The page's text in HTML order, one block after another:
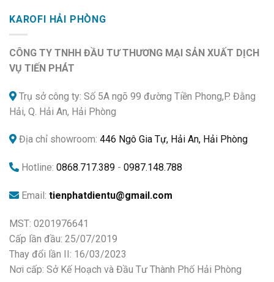
KAROFI HẢI PHÒNG
CÔNG TY TNHH ĐẦU TƯ THƯƠNG MẠI SẢN XUẤT DỊCH
VỤ TIẾN PHÁT
Trụ sở công ty: Số 5A ngõ 99 đường Tiền Phong,P. Đằng
Hải, Q. Hải An, Hải Phòng
Địa chỉ showroom: 446 Ngô Gia Tự, Hải An, Hải Phòng
Hotline: 0868.717.389 - 0987.148.788
Email: tienphatdientu@gmail.com
MST: 0201976641
Cấp lần đầu: 25/07/2019
Thay đổi lần II: 16/03/2023
Nơi cấp: Sở Kế Hoạch và Đầu Tư Thành Phố Hải Phòng